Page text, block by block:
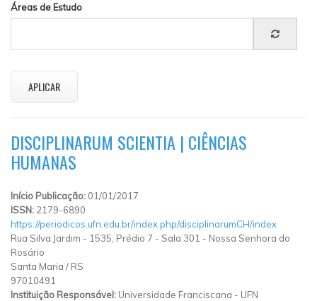
Áreas de Estudo
DISCIPLINARUM SCIENTIA | CIÊNCIAS
HUMANAS
Início Publicação: 01/01/2017
ISSN: 2179-6890
https://periodicos.ufn.edu.br/index.php/disciplinarumCH/index
Rua Silva Jardim - 1535, Prédio 7 - Sala 301 - Nossa Senhora do
Rosário
Santa Maria / RS
97010491
Instituição Responsável: Universidade Franciscana - UFN